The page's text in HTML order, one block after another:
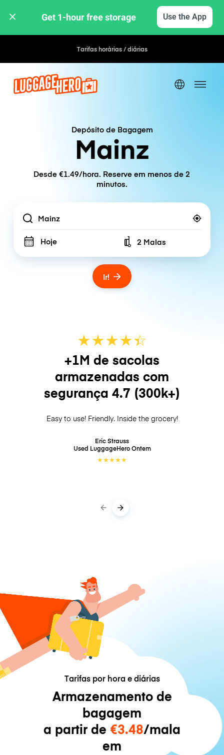
Get 1-hour free storage Use the App
Tarifas horárias / diárias
Depósito de Bagagem
Mainz
Desde €1.49/hora. Reserve em menos de 2
minutos.
Location
Hoje Number of bags
2 Malas
Ir!
★★★★☆
★
+1M de sacolas
armazenadas com
segurança 4.7 (300k+)
Easy to use! Friendly. Inside the grocery!
Eric Strauss
Used LuggageHeroOntem
★★★★★
Tarifas por hora e diárias
Armazenamento de
bagagem
a partir de €3.48/mala
em